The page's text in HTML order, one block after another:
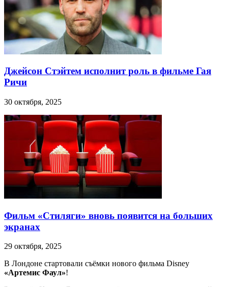
Джейсон Стэйтем исполнит роль в фильме Гая
Ричи
30 октября, 2025
Фильм «Стиляги» вновь появится на больших
экранах
29 октября, 2025
В Лондоне стартовали съёмки нового фильма Disney
«Артемис Фаул»!